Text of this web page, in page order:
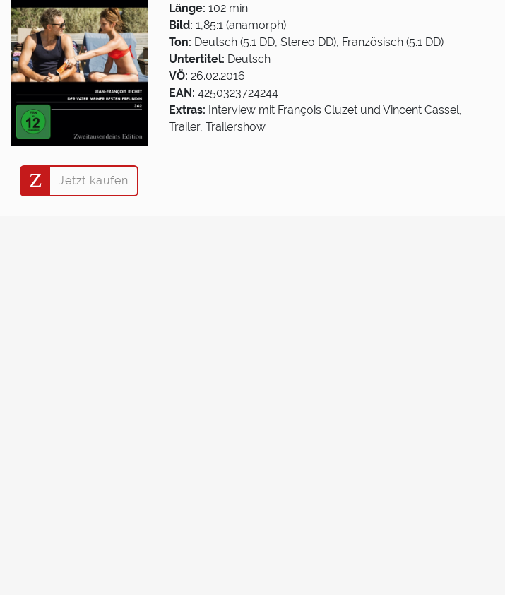
Länge: 102 min
Bild: 1,85:1 (anamorph)
Ton: Deutsch (5.1 DD, Stereo DD), Französisch (5.1 DD)
Untertitel: Deutsch
VÖ: 26.02.2016
EAN: 4250323724244
Extras: Interview mit François Cluzet und Vincent Cassel,
Trailer, Trailershow
Jetzt kaufen